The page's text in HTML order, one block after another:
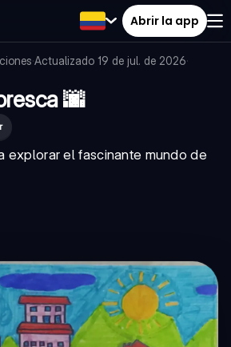
Abrir la app
·Actualizado 19 de jul. de 2026·
🌆
explorar el fascinante mundo de